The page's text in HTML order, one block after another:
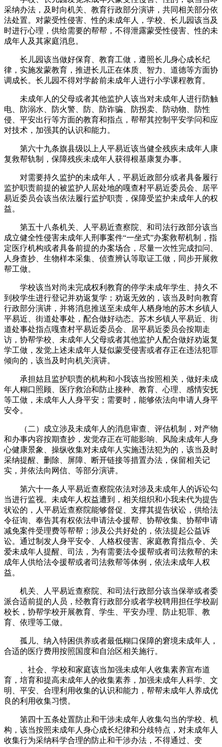
采纳办法，及时向机关、教育行政部分演讲，共同相关部分依
法处置。对蒙受性侵害、性的未成年人，学校、长儿园该当及
时进行心理，供给需要的帮帮，不得泄露蒙受性侵害、性的未
成年人及其家庭消息。
长儿园该当做好保育、教育工做，遵照长儿身心成长纪
律，实施发蒙教育，推进长儿正在体质、智力、道德等方面协
调成长。长儿园不得对学龄前未成年人进行小学课程教育。
未成年人的父母或者其他监护人该当对未成年人进行防触
电、防溺水、防火警、防、防诈骗、防拐卖、防动物、防性
侵、平安出行等方面的教育和指点，帮帮其控制平安学问和应
对技术，加强其的认识和能力。
第六十九条旗县级以上人平易近该当健全残疾未成年人康
复救帮轨制，保障残疾未成年人获得根基康复办事。
对需要持久监护的未成年人，平易近政部分或者具备履行
监护职责前提的被监护人居处地的嘎查村平易近委员会、居平
易近委员会该当依法履行监护职责，保障受监护未成年人的权
益。
第五十八条机关、人平易近查察院、和司法行政部分该当
成立健全性侵害未成年人刑事案件“一坐式”办案救帮机制，指
定医疗机构或者具备前提的办案场合，尽量一次性完成扣问、
人身查抄、生物样本采集、侦查辨认等取证工做，同步开展救
帮工做。
学校该当对尚未完成权利教育的停学未成年学生、持久不
到校学生进行登记并劝返复学；劝返无效的，该当及时向教育
行政部分演讲，并将消息推送至未成年人栖身地的苏木乡镇人
平易近、街道处事处，配合做好动态。苏木乡镇人平易近、街
道处事处指点嘎查村平易近委员会、居平易近委员会按期走
访，协帮学校、未成年人父母或者其他监护人配合做好劝返复
学工做，发觉上述未成年人疑似蒙受侵害或者存正在违法犯罪
倾向的，该当及时向机关演讲。
承担姑且监护职责的机构和小我该当按照相关，做好未成
年人糊口照顾、医疗救治和防止接种、教育、心理、感情安抚
等工做，未成年人人身平安；需要时，能够依法向申请人身平
安令。
（二）成立涉及未成年人的消息审查、评估机制，对产物
和办事内容按期查抄，发觉存正在可能影响、风险未成年人身
心健康景象、操纵收集对未成年人实施违法犯为的，该当及时
采纳提醒、删除、屏障、断开链接等措置办法，保留相关记
实，并依法向网信、等部分演讲。
第六十一条人平易近查察院依法对涉及未成年人的诉讼勾
当进行监视。未成年人权益遭到，相关组织和小我未代为提告
状讼的，人平易近查察院能够督促、支撑其提告状讼，供给法
令征询、奉告其有权依法申请法令援帮、协帮收集、协帮申请
减免案件受理费等帮帮；涉及公共好处的，依法提起公益诉
讼。通过制发人身平安令、人格权侵害、家庭教育指点令、关
爱未成年人提醒、司法，为有需要法令援帮或者司法救帮的未
成年人供给法令援帮或者司法救帮等体例，依法未成年人权
益。
机关、人平易近查察院、和司法行政部分该当保举或者委
派合适前提的人员，经教育行政部分或者学校聘用担任学校副
校长，协帮学校开展教育、学生、平安办理、防止犯罪、教
育、依理等工做。
孤儿、纳入特困供养或者最低糊口保障的窘境未成年人，
合适的医疗费用按照国度和自治区相关施行。
、社会、学校和家庭该当加强未成年人收集素养宣布道
育，培育和提高未成年人的收集素养，加强未成年人科学、文
明、平安、合理利用收集的认识和能力，帮帮未成年人养成优
良的利用收集习惯。
第四十五条处置防止和干涉未成年人收集勾当的学校、机
构，该当按照未成年人身心成长纪律和分歧特点，对未成年人
收集行为采纳科学合理的防止和干涉办法，不得通过、变